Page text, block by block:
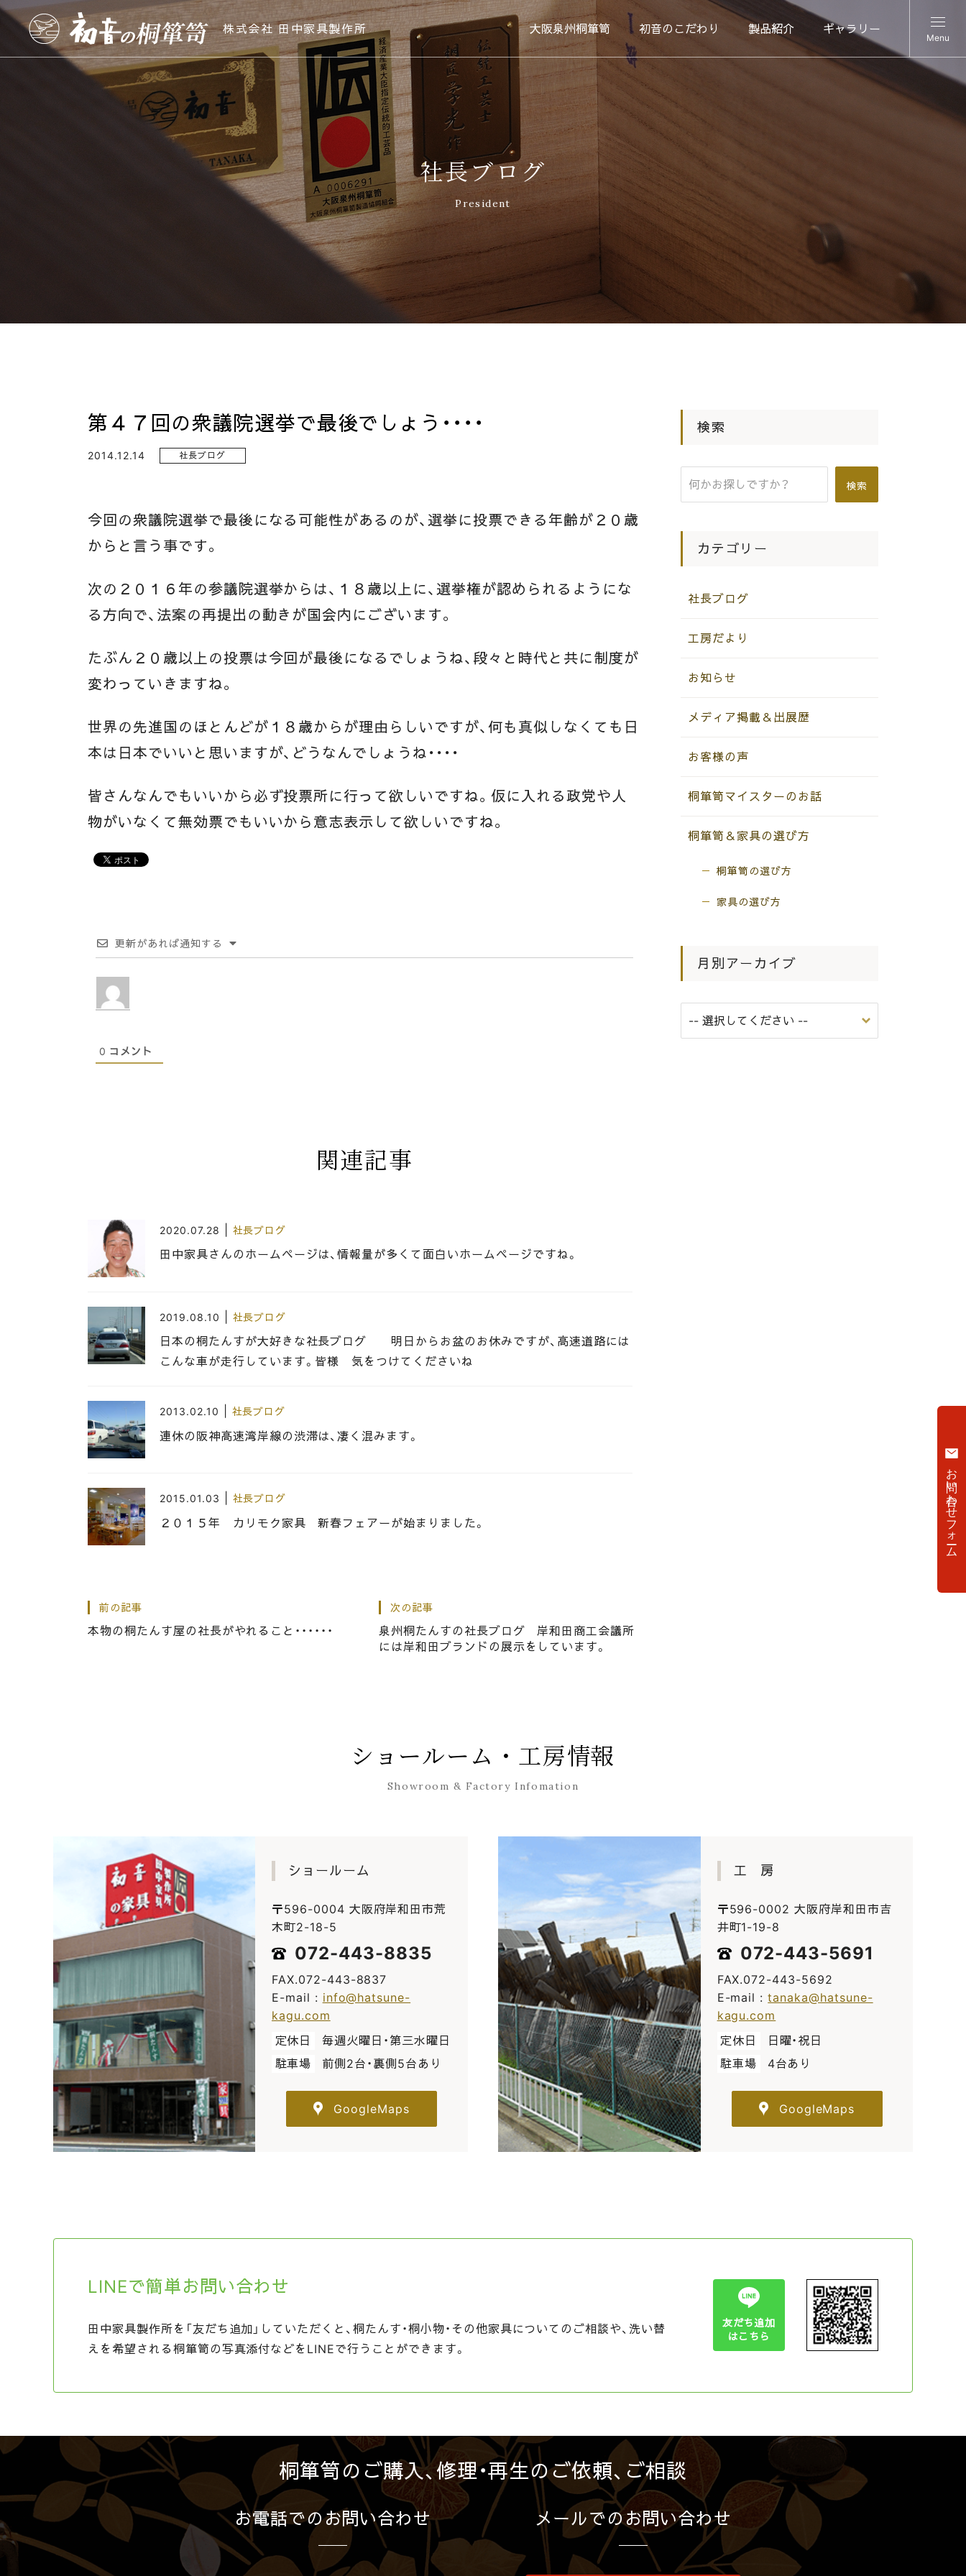
株式会社 田中家具製作所 大阪泉州桐箪笥 初音のこだわり 製品紹介 ギャラリー
Menu
社長ブログ
President
第４７回の衆議院選挙で最後でしょう・・・・
2014.12.14 社長ブログ
今回の衆議院選挙で最後になる可能性があるのが、選挙に投票できる年齢が２０歳
からと言う事です。
次の２０１６年の参議院選挙からは、１８歳以上に、選挙権が認められるようにな
る方向で、法案の再提出の動きが国会内にございます。
たぶん２０歳以上の投票は今回が最後になるでしょうね、段々と時代と共に制度が
変わっていきますね。
世界の先進国のほとんどが１８歳からが理由らしいですが、何も真似しなくても日
本は日本でいいと思いますが、どうなんでしょうね・・・・
皆さんなんでもいいから必ず投票所に行って欲しいですね。仮に入れる政党や人
物がいなくて無効票でもいいから意志表示して欲しいですね。
更新があれば通知する
0 コメント
関連記事
2020.07.28 社長ブログ
田中家具さんのホームページは、情報量が多くて面白いホームページですね。
2019.08.10 社長ブログ
日本の桐たんすが大好きな社長ブログ 明日からお盆のお休みですが、高速道路には
こんな車が走行しています。皆様 気をつけてくださいね
2013.02.10 社長ブログ
連休の阪神高速湾岸線の渋滞は、凄く混みます。
2015.01.03 社長ブログ
２０１５年 カリモク家具 新春フェアーが始まりました。
スライド動画でみる こだわり桐箪笥の社長ブログ これは面白いインパクトのある
奈良交通のバス！最後に動画でもお楽しみください。
前の記事
本物の桐たんす屋の社長がやれること・・・・・・
次の記事
泉州桐たんすの社長ブログ 岸和田商工会議所
には岸和田ブランドの展示をしています。
検索
検索
カテゴリー
社長ブログ
工房だより
お知らせ
メディア掲載＆出展歴
お客様の声
桐箪笥マイスターのお話
桐箪笥＆家具の選び方
桐箪笥の選び方
家具の選び方
月別アーカイブ
ショールーム・工房情報
Showroom & Factory Infomation
ショールーム
〒596-0004 大阪府岸和田市荒
木町2-18-5
072-443-8835
FAX.072-443-8837
E-mail : info@hatsune-
kagu.com
定休日
毎週火曜日・第三水曜日
駐車場
前側2台・裏側5台あり
GoogleMaps
工 房
〒596-0002 大阪府岸和田市吉
井町1-19-8
072-443-5691
FAX.072-443-5692
E-mail :tanaka@hatsune-
kagu.com
定休日
日曜・祝日
駐車場
4台あり
GoogleMaps
LINEで簡単お問い合わせ
田中家具製作所を「友だち追加」していただくと、桐たんす・桐小物・その他家具についてのご相談や、洗い替
えを希望される桐箪笥の写真添付などをLINEで行うことができます。
友だち追加
はこちら
桐箪笥のご購入、修理・再生のご依頼、ご相談
お電話でのお問い合わせ メールでのお問い合わせ
お問い合わせフォーム